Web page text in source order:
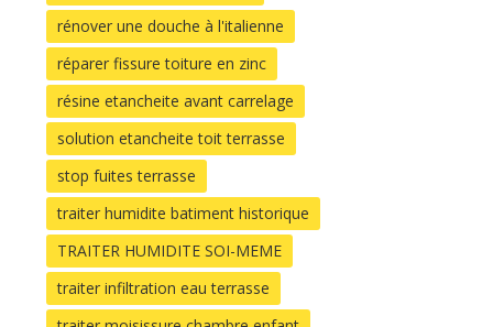
rénover une douche à l'italienne
réparer fissure toiture en zinc
résine etancheite avant carrelage
solution etancheite toit terrasse
stop fuites terrasse
traiter humidite batiment historique
TRAITER HUMIDITE SOI-MEME
traiter infiltration eau terrasse